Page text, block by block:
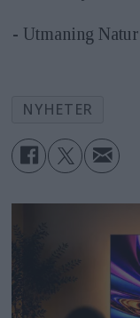
- Utmaning Natur
NYHETER